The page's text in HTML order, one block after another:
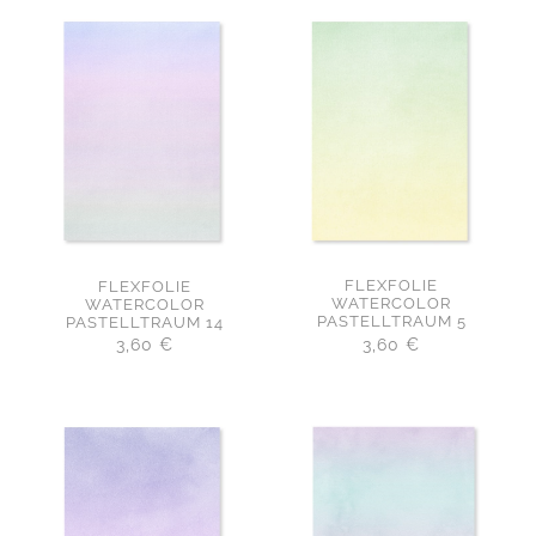
FLEXFOLIE
WATERCOLOR
PASTELLTRAUM 14
3,60 €
FLEXFOLIE
WATERCOLOR
PASTELLTRAUM 5
3,60€